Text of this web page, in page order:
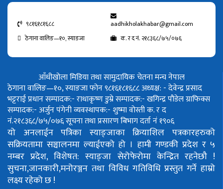
९८१६१८१६८८
aadhikholakhabar@gmail.com
ठेगाना वालिङ—१०, स्याङजा
क. र द नं. २१८३६८/७५/०७६
आँधीखोला मिडिया तथा सामुदायिक चेतना मन्च नेपाल
ठेगाना वालिङ—१०, स्याङजा फोन ९८१६१८१६८८अध्यक्ष: - देवेन्द्र प्रसाद
भट्टराईप्रधान सम्पादक:- राधाकृष्ण डुम्रेसम्पादक:- खगिन्द्र पौडेलग्राफिक्स
सम्पादक:- अर्जुन पंगेनीव्यवस्थापक:- शुष्मा वोस्तीक. र द
नं.२१८३६८/७५/०७६सूचना तथा प्रसारण बिभाग दर्ता नं १९०६
यो अनलाईन पत्रिका स्याङ्जाका क्रियाशिल पत्रकारहरुको
सक्रियतामा सञ्चालनमा ल्याईएको हो । हामी गण्डकी प्रदेश र ५
नम्बर प्रदेश, विशेषत: स्याङ्जा सेरोफेरोमा केन्द्रित रहनेछौ !
सुचना,जानकारी,मनोरञ्जन तथा विविध गतिविधि प्रस्तुत गर्ने हाम्रो
लक्ष्य रहेको छ !